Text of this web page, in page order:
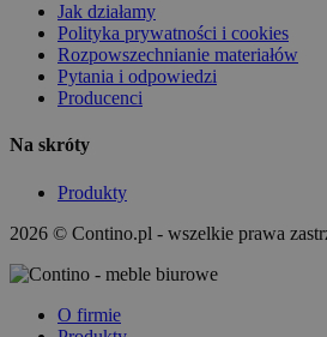
Jak działamy
Polityka prywatności i cookies
Rozpowszechnianie materiałów
Pytania i odpowiedzi
Producenci
Na skróty
Produkty
2026 © Contino.pl - wszelkie prawa
O firmie